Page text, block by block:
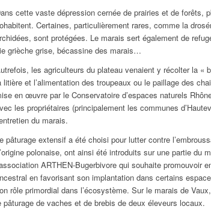
cette vaste dépression cernée de prairies et de forêts,
Certaines, particulièrement rares, comme la
sont protégées. Le marais sert également de
grièche grise, bécassine des marais…
les agriculteurs du plateau venaient y récolter la «
litière et l’alimentation des troupeaux ou le paillage des
en œuvre par le Conservatoire d’espaces naturels
les propriétaires (principalement les communes
du marais.
pâturage extensif a été choisi pour lutter contre
polonaise, ont ainsi été introduits sur une partie du
ARTHEN-Bugerbivore qui souhaite promouvoir
en favorisant son implantation dans certains
rôle primordial dans l’écosystème. Sur le marais de
pâturage de vaches et de brebis de deux éleveurs locaux.